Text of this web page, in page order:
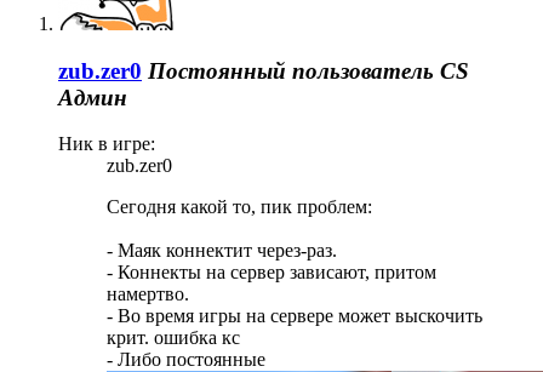
zub.zer0 Постоянный пользователь CS
Админ
Ник в игре:
zub.zer0
Сегодня какой то, пик проблем:
- Маяк коннектит через-раз.
- Коннекты на сервер зависают, притом
намертво.
- Во время игры на сервере может выскочить
крит. ошибка кс
- Либо постоянные